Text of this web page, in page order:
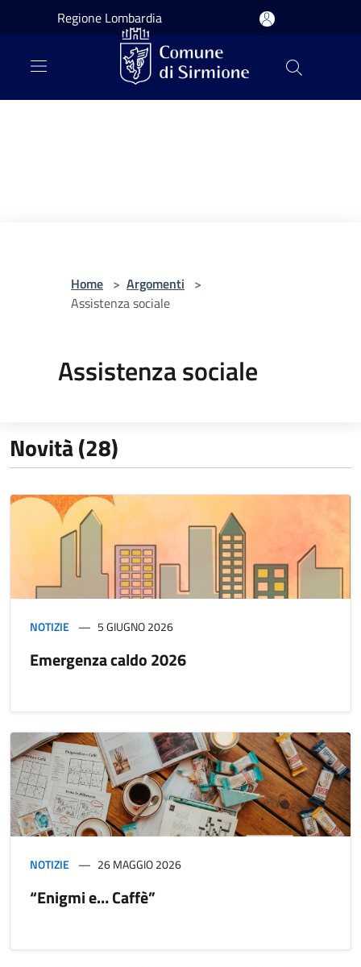
Salta al contenuto principale
Regione Lombardia
Home > Argomenti >
Assistenza sociale
Assistenza sociale
Novità (28)
NOTIZIE 5 GIUGNO 2026
Emergenza caldo 2026
NOTIZIE 26 MAGGIO 2026
“Enigmi e… Caffè”